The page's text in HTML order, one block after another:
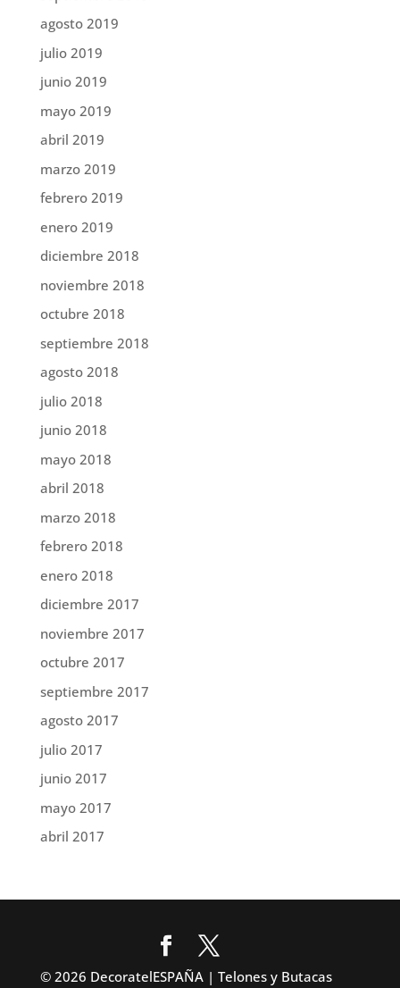
agosto 2019
julio 2019
junio 2019
mayo 2019
abril 2019
marzo 2019
febrero 2019
enero 2019
diciembre 2018
noviembre 2018
octubre 2018
septiembre 2018
agosto 2018
julio 2018
junio 2018
mayo 2018
abril 2018
marzo 2018
febrero 2018
enero 2018
diciembre 2017
noviembre 2017
octubre 2017
septiembre 2017
agosto 2017
julio 2017
junio 2017
mayo 2017
abril 2017
© 2026 DecoratelESPAÑA | Telones y Butacas